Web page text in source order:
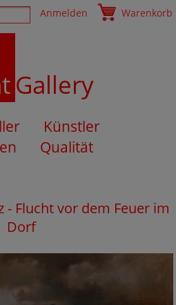
Anmelden Warenkorb
Gallery
Künstler
Qualität
- Flucht vor dem Feuer im
Dorf